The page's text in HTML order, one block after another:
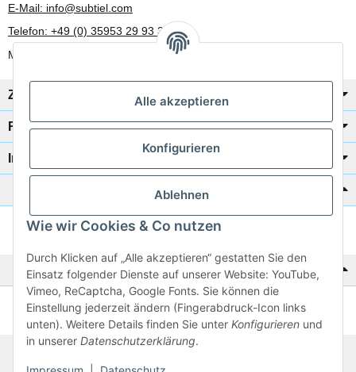
Alle akzeptieren
Konfigurieren
Ablehnen
Wie wir Cookies & Co nutzen
Durch Klicken auf „Alle akzeptieren“ gestatten Sie den
Einsatz folgender Dienste auf unserer Website: YouTube,
Vimeo, ReCaptcha, Google Fonts. Sie können die
Einstellung jederzeit ändern (Fingerabdruck-Icon links
unten). Weitere Details finden Sie unter Konfigurieren und
in unserer Datenschutzerklärung.
E-Mail: info@subtiel.com
Telefon: +49 (0) 35953 29 93 30
Mo-Fr: 8:00 Uhr - 17:00 Uhr
Zahlung/Versand
Rechtliches
Informationen
Katalog zur Hand?
Zur Schnellbestellung
Noch kein Katalog?
Preisliste anschauen
© 2026 subtiel-shop.de